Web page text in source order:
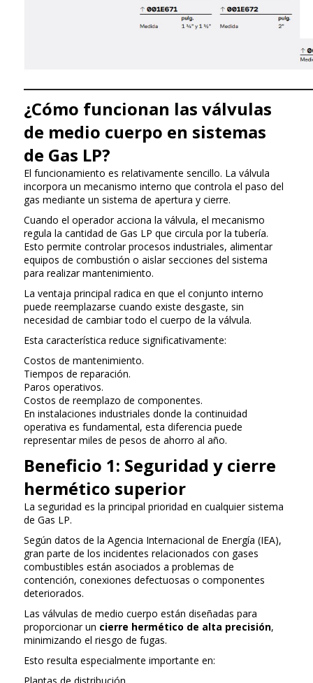
¿Cómo funcionan las válvulas
de medio cuerpo en sistemas
de Gas LP?
El funcionamiento es relativamente sencillo. La válvula
incorpora un mecanismo interno que controla el paso del
gas mediante un sistema de apertura y cierre.
Cuando el operador acciona la válvula, el mecanismo
regula la cantidad de Gas LP que circula por la tubería.
Esto permite controlar procesos industriales, alimentar
equipos de combustión o aislar secciones del sistema
para realizar mantenimiento.
La ventaja principal radica en que el conjunto interno
puede reemplazarse cuando existe desgaste, sin
necesidad de cambiar todo el cuerpo de la válvula.
Esta característica reduce significativamente:
Costos de mantenimiento.
Tiempos de reparación.
Paros operativos.
Costos de reemplazo de componentes.
En instalaciones industriales donde la continuidad
operativa es fundamental, esta diferencia puede
representar miles de pesos de ahorro al año.
Beneficio 1: Seguridad y cierre
hermético superior
La seguridad es la principal prioridad en cualquier sistema
de Gas LP.
Según datos de la Agencia Internacional de Energía (IEA),
gran parte de los incidentes relacionados con gases
combustibles están asociados a problemas de
contención, conexiones defectuosas o componentes
deteriorados.
Las válvulas de medio cuerpo están diseñadas para
proporcionar un cierre hermético de alta precisión,
minimizando el riesgo de fugas.
Esto resulta especialmente importante en: